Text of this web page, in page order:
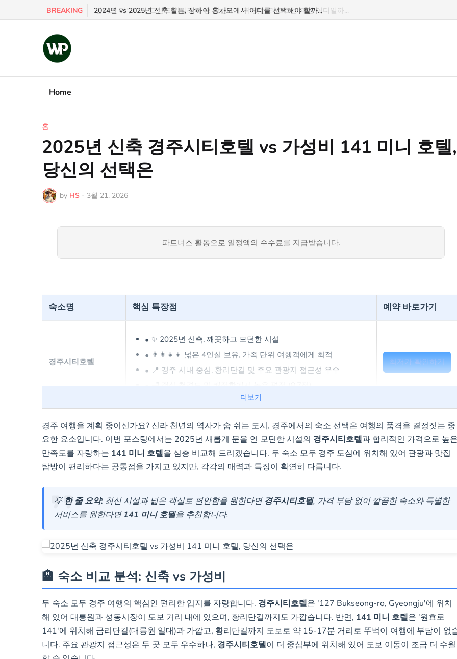
BREAKING 2024년 vs 2025년 신축 힐튼, 상하이 홍차오에서 어디를 선택해야 할까...
Home
홈
2025년 신축 경주시티호텔 vs 가성비 141 미니 호텔,
당신의 선택은
by HS - 3월 21, 2026
파트너스 활동으로 일정액의 수수료를 지급받습니다.
숙소명 핵심 특장점 예약 바로가기
경주시티호텔
✨ 2025년 신축, 깨끗하고 모던한 시설
👨‍👩‍👧‍👦 넓은 4인실 보유, 가족 단위 여행객에게 최적
📍 경주 시내 중심, 황리단길 및 주요 관광지 접근성 우수
최저가 확인하기
141 미니 호텔
💰 가성비 최고, 1박 약 5만원대부터 이용 가능
🛌 푹신한 침대와 500+Mbps 초고속 와이파이
🚿 고급 어메니티(스킨, 로션 등) 및 편의시설 완비
🍳 3,000원의 저렴한 가격에 간편 조식 제공
최저가 확인하기
더보기
경주 여행을 계획 중이신가요? 신라 천년의 역사가 숨 쉬는 도시, 경주에서의 숙소 선택은 여행의 품격을 결정짓는 중
요한 요소입니다. 이번 포스팅에서는 2025년 새롭게 문을 연 모던한 시설의 경주시티호텔과 합리적인 가격으로 높
만족도를 자랑하는 141 미니 호텔을 심층 비교해 드리겠습니다. 두 숙소 모두 경주 도심에 위치해 있어 관광과 맛집
탐방이 편리하다는 공통점을 가지고 있지만, 각각의 매력과 특징이 확연히 다릅니다.
💡한 줄 요약: 최신 시설과 넓은 객실로 편안함을 원한다면 경주시티호텔, 가격 부담 없이 깔끔한 숙소와 특별한
서비스를 원한다면141 미니 호텔을 추천합니다.
🏨 숙소 비교 분석: 신축 vs 가성비
두 숙소 모두 경주 여행의 핵심인 편리한 입지를 자랑합니다. 경주시티호텔은 '127 Bukseong-ro, Gyeongju'에 위치
해 있어 대릉원과 성동시장이 도보 거리 내에 있으며, 황리단길까지도 가깝습니다. 반면, 141 미니 호텔은 '원효로
141'에 위치해 금리단길(대릉원 일대)과 가깝고, 황리단길까지 도보로 약 15-17분 거리로 뚜벅이 여행에 부담이 없
니다. 주요 관광지 접근성은 두 곳 모두 우수하나, 경주시티호텔이 더 중심부에 위치해 있어 도보 이동이 조금 더 수월